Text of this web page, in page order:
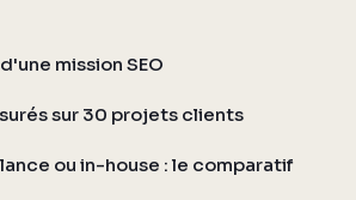
mission SEO
sur 30 projets clients
ou in-house : le comparatif